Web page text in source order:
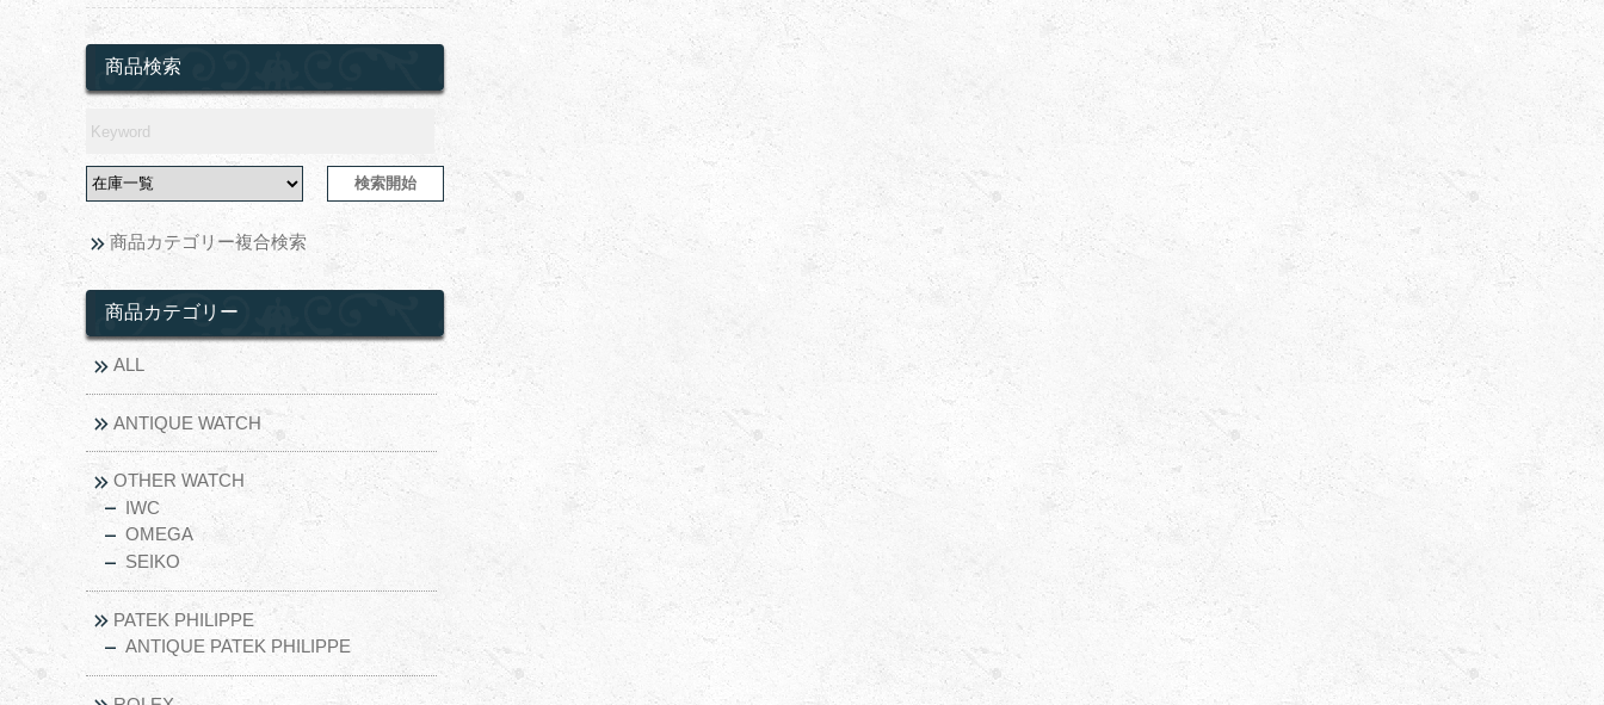
商品検索
商品カテゴリー複合検索
商品カテゴリー
ALL
ANTIQUE WATCH
OTHER WATCH
IWC
OMEGA
SEIKO
PATEK PHILIPPE
ANTIQUE PATEK PHILIPPE